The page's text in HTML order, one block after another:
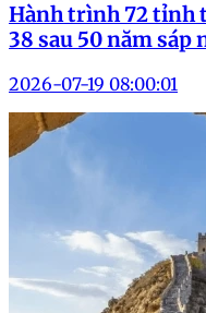
Hành trình 72 tỉnh
38 sau 50 năm sáp
2026-07-19 08:00:01